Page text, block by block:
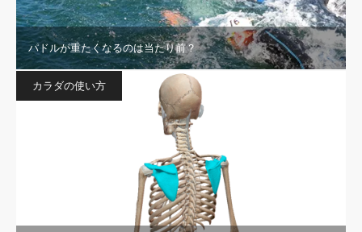
パドルが重たくなるのは当たり前？
カラダの使い方